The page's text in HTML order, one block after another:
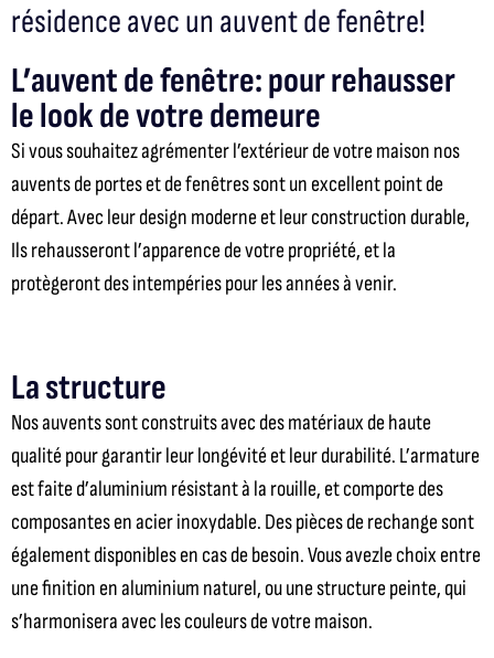
résidence avec un auvent de fenêtre!
L’auvent de fenêtre: pour rehausser
le look de votre demeure
Si vous souhaitez agrémenter l’extérieur de votre maison nos
auvents de portes et de fenêtres sont un excellent point de
départ. Avec leur design moderne et leur construction durable,
Ils rehausseront l’apparence de votre propriété, et la
protègeront des intempéries pour les années à venir.
La structure
Nos auvents sont construits avec des matériaux de haute
qualité pour garantir leur longévité et leur durabilité. L’armature
est faite d’aluminium résistant à la rouille, et comporte des
composantes en acier inoxydable. Des pièces de rechange sont
également disponibles en cas de besoin. Vous avezle choix entre
une finition en aluminium naturel, ou une structure peinte, qui
s’harmonisera avec les couleurs de votre maison.